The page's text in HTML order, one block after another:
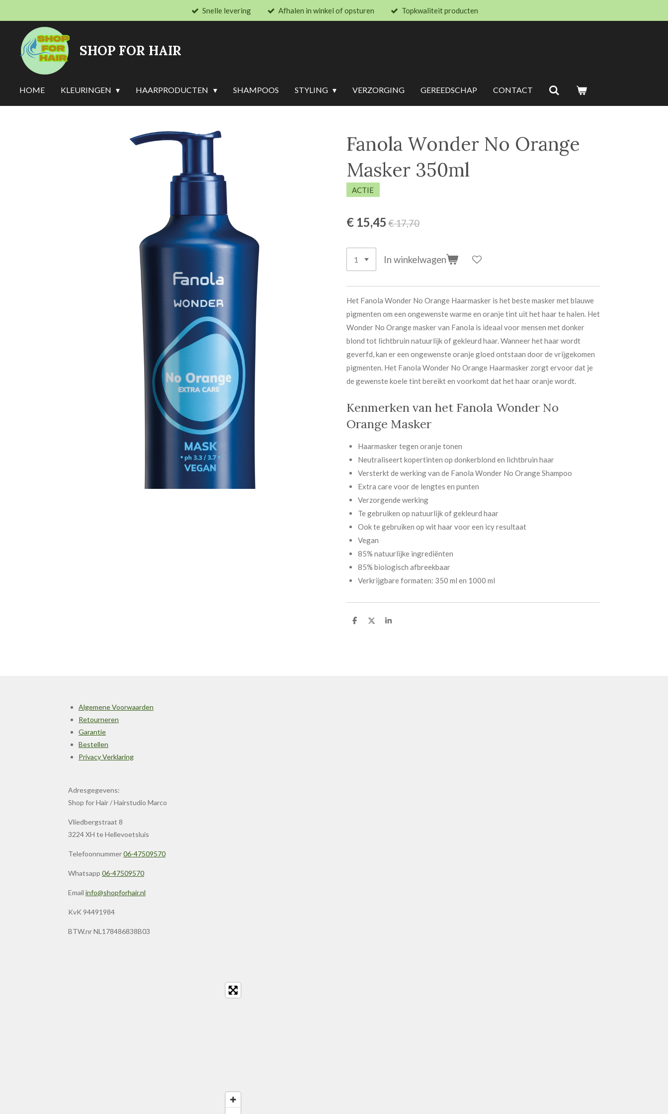
hoofdinhoud
Snelle levering Afhalen in winkel of opsturen Topkwaliteit producten
SHOP FOR HAIR
HOME KLEURINGEN HAARPRODUCTEN SHAMPOOS STYLING VERZORGING GEREEDSCHAP CONTACT
Fanola Wonder No Orange
Masker 350ml
ACTIE
€ 15,45 € 17,70
In winkelwagen
Het Fanola Wonder No Orange Haarmasker is het beste masker met blauwe
pigmenten om een ongewenste warme en oranje tint uit het haar te halen. Het
Wonder No Orange masker van Fanola is ideaal voor mensen met donker
blond tot lichtbruin natuurlijk of gekleurd haar. Wanneer het haar wordt
geverfd, kan er een ongewenste oranje gloed ontstaan door de vrijgekomen
pigmenten. Het Fanola Wonder No Orange Haarmasker zorgt ervoor dat je
de gewenste koele tint bereikt en voorkomt dat het haar oranje wordt.
Kenmerken van het Fanola Wonder No
Orange Masker
Haarmasker tegen oranje tonen
Neutraliseert kopertinten op donkerblond en lichtbruin haar
Versterkt de werking van de Fanola Wonder No Orange Shampoo
Extra care voor de lengtes en punten
Verzorgende werking
Te gebruiken op natuurlijk of gekleurd haar
Ook te gebruiken op wit haar voor een icy resultaat
Vegan
85% natuurlijke ingrediënten
85% biologisch afbreekbaar
Verkrijgbare formaten: 350 ml en 1000 ml
D
D
S
Algemene Voorwaarden
Retourneren
Garantie
Bestellen
Privacy Verklaring
Adresgegevens:
Shop for Hair / Hairstudio Marco
Vliedbergstraat 8
3224 XH te Hellevoetsluis
Telefoonnummer06-47509570
Whatsapp 06-47509570
Email info@shopforhair.nl
KvK 94491984
BTW.nr NL178486838B03